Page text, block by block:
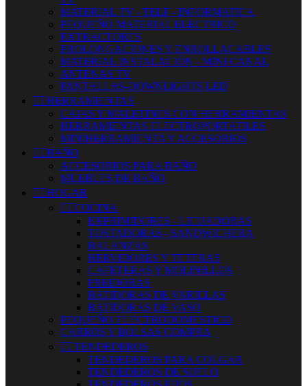
MATERIAL TV - TELF - INFORMATICA
PEQUEÑO MATERIAL ELECTRICO
EXTRACTORES
PROLONGACIONES Y ENROLLACABLES
MATERIAL INSTALACIÓN - MINI CANAL
ANTENAS TV
PANTALLAS-DOWNLIGHTS LED
 HERRAMIENTAS
CAJAS Y MALETINES CON HERRAMIENTAS
HERRAMIENTAS ELECTROPORTATILES
MINIHERRAMIENTA Y ACCESORIOS
 BAÑO
ACCESORIOS PARA BAÑO
MUEBLES DE BAÑO
 HOGAR
 COCINA
EXPRIMIDORES - LICUADORAS
TOSTADORAS - SANDWICHERA
BALANZAS
HERVIDORES Y TETERAS
CAFETERAS Y MOLINILLOS
FREIDORAS
BATIDORAS DE VARILLAS
BATIDORAS DE VASO
PEQUEÑO ELECTRODOMESTICO
CARROS Y BOLSAS COMPRA
 TENDEDEROS
TENDEDEROS PARA COLGAR
TENDEDEROS DE SUELO